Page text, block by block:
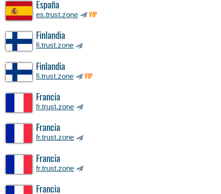
España
es.trust.zone VIP
Finlandia
fi.trust.zone
Finlandia
fi.trust.zone VIP
Francia
fr.trust.zone
Francia
fr.trust.zone
Francia
fr.trust.zone
Francia